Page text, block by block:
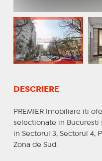
DESCRIERE
PREMIER Imobiliare iti
selectionate in Bucuresti
in Sectorul 3, Sectorul 4,
Zona de Sud.